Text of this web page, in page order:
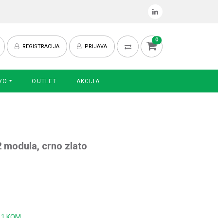
REGISTRACIJA PRIJAVA
0
OUTLET AKCIJA
modula, crno zlato